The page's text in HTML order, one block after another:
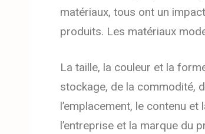
matériaux, tous ont un
produits. Les matériaux
La taille, la couleur et la
stockage, de la commodité,
l’emplacement, le contenu
l’entreprise et la marque du